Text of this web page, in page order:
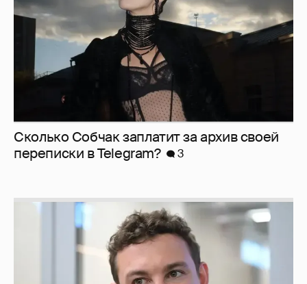
Сколько Собчак заплатит за архив своей
перeписки в Telegram?
3